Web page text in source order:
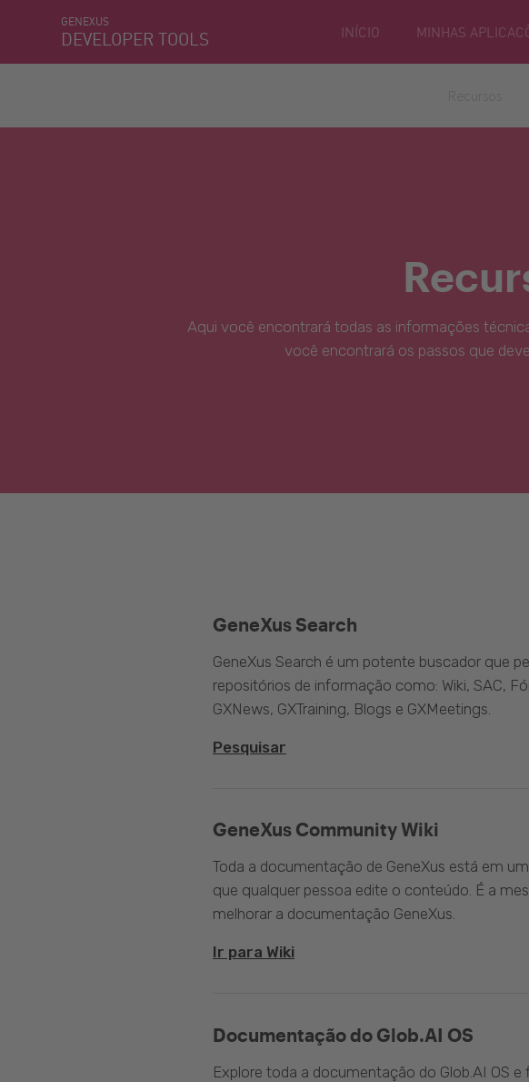
GENEXUS
DEVELOPER TOOLS INÍCIO MINHAS
Aqui você encontrará todas as informações
você encontrará os passos que
GeneXus Community Wiki
Toda a documentação de GeneXus está em
que qualquer pessoa edite o conteúdo. É a
melhorar a documentação GeneXus.
Ir para Wiki
GeneXus Search
GeneXus Search é um potente buscador que
repositórios de informação como: Wiki, SAC,
GXNews, GXTraining, Blogs e GXMeetings.
Pesquisar
Documentação do Glob.AI OS
Explore toda a documentação do Glob.AI OS